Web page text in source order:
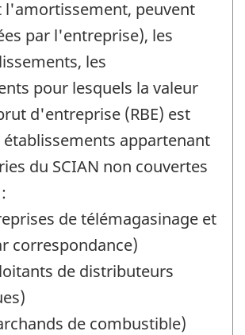
l'amortissement, peuvent
par l'entreprise), les
les
pour lesquels la valeur
d'entreprise (RBE) est
établissements appartenant
du SCIAN non couvertes
de télémagasinage et
correspondance)
de distributeurs
de combustible)